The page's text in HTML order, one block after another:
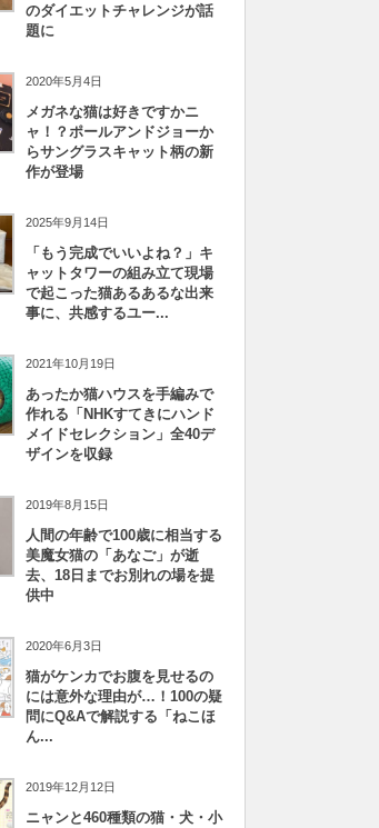
のダイエットチャレンジが話
題に
2020年5月4日
メガネな猫は好きですかニ
ャ！？ポールアンドジョーか
らサングラスキャット柄の新
作が登場
2025年9月14日
「もう完成でいいよね？」キ
ャットタワーの組み立て現場
で起こった猫あるあるな出来
事に、共感するユー...
2021年10月19日
あったか猫ハウスを手編みで
作れる「NHKすてきにハンド
メイドセレクション」全40デ
ザインを収録
2019年8月15日
人間の年齢で100歳に相当する
美魔女猫の「あなご」が逝
去、18日までお別れの場を提
供中
2020年6月3日
猫がケンカでお腹を見せるの
には意外な理由が…！100の疑
問にQ&Aで解説する「ねこほ
ん...
2019年12月12日
ニャンと460種類の猫・犬・小